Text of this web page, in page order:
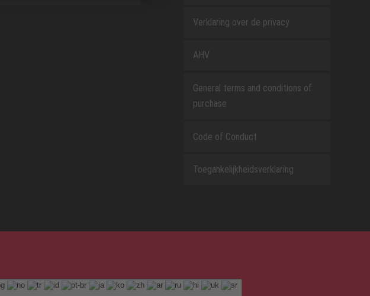
Verklaring over de privacy
AHV
General terms and conditions of
purchase
Code of Conduct
Toegankelijkheidsverklaring